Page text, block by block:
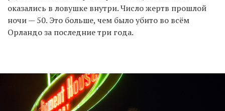
оказались в ловушке внутри. Число жертв прошлой
ночи — 50. Это больше, чем было убито во всём
Орландо за последние три года.